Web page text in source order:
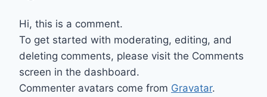
Hi, this is a comment.
To get started with moderating, editing, and
deleting comments, please visit the Comments
screen in the dashboard.
Commenter avatars come from Gravatar.